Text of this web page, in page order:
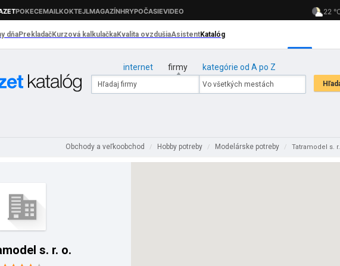
internet firmy kategórie od A po Z
Obchody a veľkoobchod / Hobby potreby / Modelárske potreby / Tatramodel s.
s. r. o.